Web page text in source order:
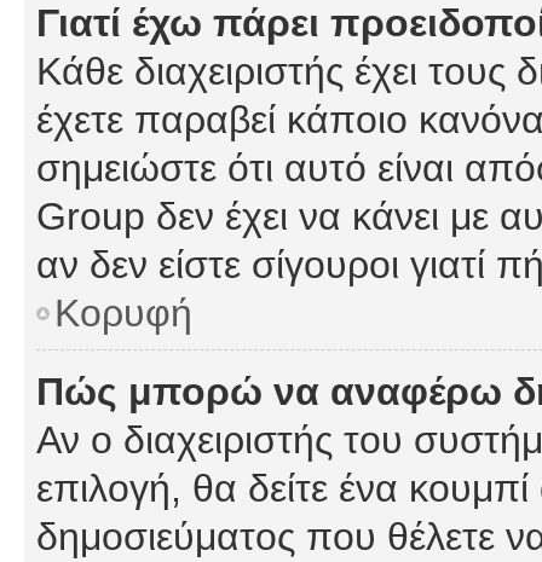
Γιατί έχω πάρει
Κάθε διαχειριστής έχει
έχετε παραβεί κάποιο
σημειώστε ότι αυτό είναι
Group δεν έχει να κάνει με
αν δεν είστε σίγουροι γιατί
Κορυφή
Πώς μπορώ να αναφέρω
Αν ο διαχειριστής του
επιλογή, θα δείτε ένα
δημοσιεύματος που θέλετε